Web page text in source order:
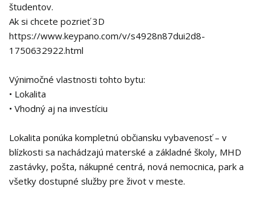
študentov.
Ak si chcete pozrieť 3D
https://www.keypano.com/v/s4928n87dui2d8-
1750632922.html
Výnimočné vlastnosti tohto bytu:
• Lokalita
• Vhodný aj na investíciu
Lokalita ponúka kompletnú občiansku vybavenosť – v
blízkosti sa nachádzajú materské a základné školy, MHD
zastávky, pošta, nákupné centrá, nová nemocnica, park a
všetky dostupné služby pre život v meste.